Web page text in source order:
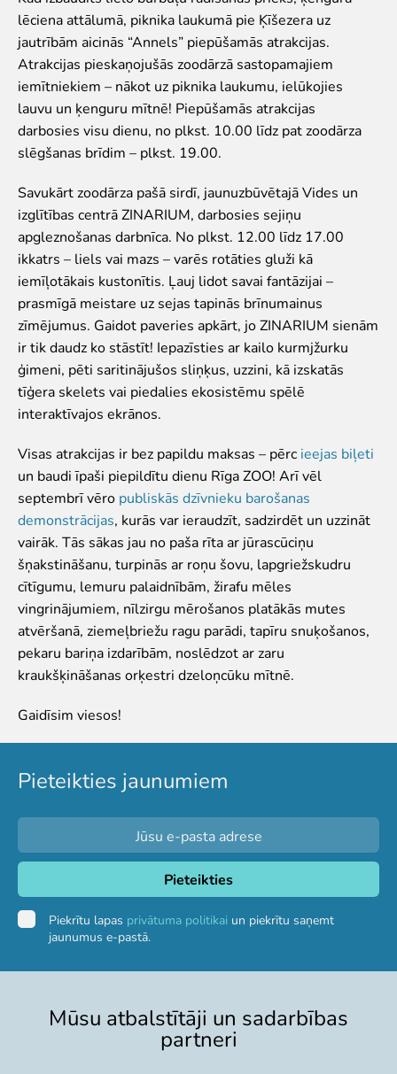
Mācību ekskursijas
Mācību nodarbības
Ekskursiju un nodarbību noteikumi
Dzīvnieki
Dzīvnieki
Vēro dzīvnieku barošanu!
Lemuru tiešraide
Sliņķu tiešraide
Lauvu mājas tiešraide
Zinātne
Savvaļas dzīvnieku rehabilitācija
Atbalstītie projekti
Pētījumi un publikācijas
Iespējas skolēniem un studentiem
Studentu izstrādātie darbi Rīga ZOO
Izglītība
ZooSkola
Izglītības stratēģija
"Zinarium" apmeklējums
Kohēzijas fonda projekts
LVAF projekti
"Cīruļi"
Cenas "Cīruļos"
Darba laiks "Cīruļos"
Kā nokļūt "Cīruļos"
Par ārpilsētas bāzi "Cīruļi"
"Cīruļu" kontaktinformācija
Par mums
Misija un vērtības
Pārvaldība
Atbildīga darbība un politikas
Dalība EAZA
Vēsture
Kontaktinformācija
Iepirkumi
Darbības pārskati
lēciena attālumā, piknika laukumā pie Ķīšezera uz
jautrībām aicinās “Annels” piepūšamās atrakcijas.
Atrakcijas pieskaņojušās zoodārzā sastopamajiem
iemītniekiem – nākot uz piknika laukumu, ielūkojies
lauvu un ķenguru mītnē! Piepūšamās atrakcijas
darbosies visu dienu, no plkst. 10.00 līdz pat zoodārza
slēgšanas brīdim – plkst. 19.00.
Savukārt zoodārza pašā sirdī, jaunuzbūvētajā Vides un
izglītības centrā ZINARIUM, darbosies sejiņu
apgleznošanas darbnīca. No plkst. 12.00 līdz 17.00
ikkatrs – liels vai mazs – varēs rotāties gluži kā
iemīļotākais kustonītis. Ļauj lidot savai fantāzijai –
prasmīgā meistare uz sejas tapinās brīnumainus
zīmējumus. Gaidot paveries apkārt, jo ZINARIUM sienām
ir tik daudz ko stāstīt! Iepazīsties ar kailo kurmjžurku
ģimeni, pēti saritinājušos sliņķus, uzzini, kā izskatās
tīģera skelets vai piedalies ekosistēmu spēlē
interaktīvajos ekrānos.
Visas atrakcijas ir bez papildu maksas – pērc ieejas biļeti
un baudi īpaši piepildītu dienu Rīga ZOO! Arī vēl
septembrī vēro publiskās dzīvnieku barošanas
demonstrācijas, kurās var ieraudzīt, sadzirdēt un uzzināt
vairāk. Tās sākas jau no paša rīta ar jūrascūciņu
šņakstināšanu, turpinās ar roņu šovu, lapgriežskudru
cītīgumu, lemuru palaidnībām, žirafu mēles
vingrinājumiem, nīlzirgu mērošanos platākās mutes
atvēršanā, ziemeļbriežu ragu parādi, tapīru snuķošanos,
pekaru bariņa izdarībām, noslēdzot ar zaru
kraukšķināšanas orķestri dzeloņcūku mītnē.
Gaidīsim viesos!
Pieteikties jaunumiem
Piekrītu lapas privātuma politikai un piekrītu saņemt
jaunumus e-pastā.
Mūsu atbalstītāji un sadarbības
partneri